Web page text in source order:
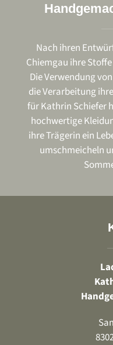
Nach ihren
Chiemgau ihre
Die Verwendung
die Verarbeitung
für Kathrin Schiefer
hochwertige
ihre Trägerin ein
umschmeicheln